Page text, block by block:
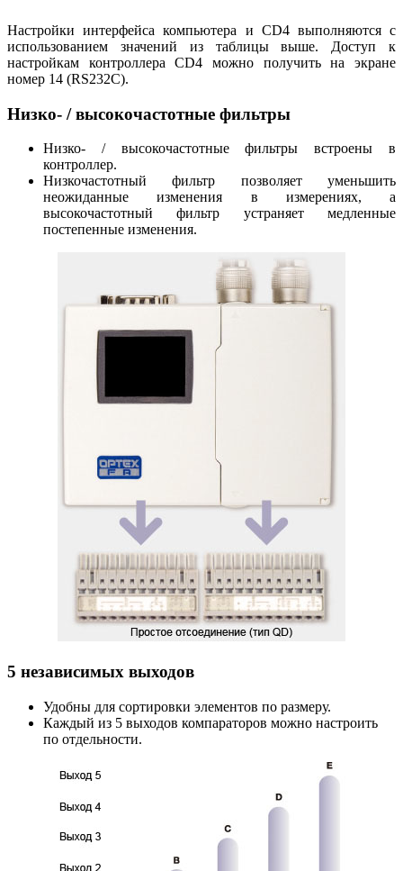
Настройки интерфейса компьютера и CD4 выполняются с
использованием значений из таблицы выше. Доступ к
настройкам контроллера CD4 можно получить на экране
номер 14 (RS232C).
Низко- / высокочастотные фильтры
Низко- / высокочастотные фильтры встроены в
контроллер.
Низкочастотный фильтр позволяет уменьшить
неожиданные изменения в измерениях, а
высокочастотный фильтр устраняет медленные
постепенные изменения.
5 независимых выходов
Удобны для сортировки элементов по размеру.
Каждый из 5 выходов компараторов можно настроить
по отдельности.